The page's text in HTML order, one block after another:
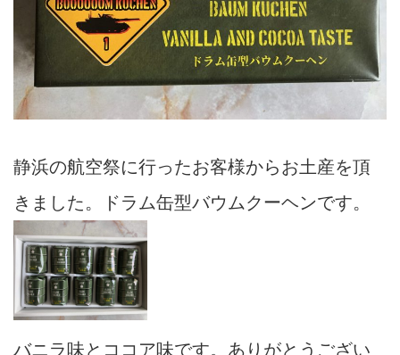
静浜の航空祭に行ったお客様からお土産を頂
きました。ドラム缶型バウムクーヘンです。
バニラ味とココア味です。ありがとうござい